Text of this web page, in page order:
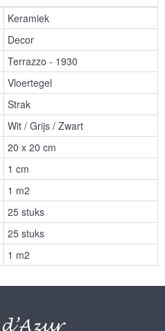
Keramiek
Decor
Terrazzo - 1930
Vloertegel
Strak
Wit / Grijs / Zwart
20 x 20 cm
1 cm
1 m2
25 stuks
25 stuks
1 m2